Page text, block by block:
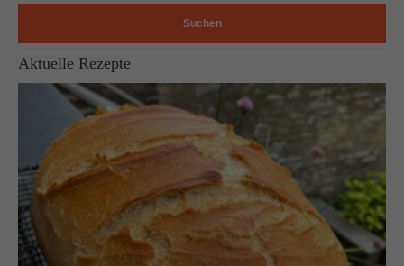
Suchen
Aktuelle Rezepte